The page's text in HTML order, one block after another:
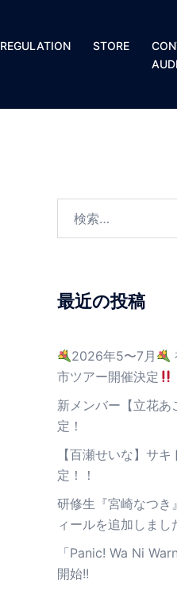
REGULATION​ STORE
最近の投稿
2026年5〜7月
市ツアー開催決定
新メンバー【立花あ
定！
【百瀬せいな】サ
定！！
研修生『宮崎なつき
ィールを追加しまし
「Panic! Wa Ni
開始!!